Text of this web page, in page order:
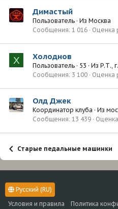
Димастый
Пользователь · Из Москва
Сообщения 1 016 Оценка
Х Холоднов
Пользователь · 53 · Из Р.Т.,
Сообщения 3 100 Оценка
Олд Джек
Координатор клуба · Из
Сообщения 13 439
Старые педальные машинки
Русский (RU)
Условия и правила
Политика